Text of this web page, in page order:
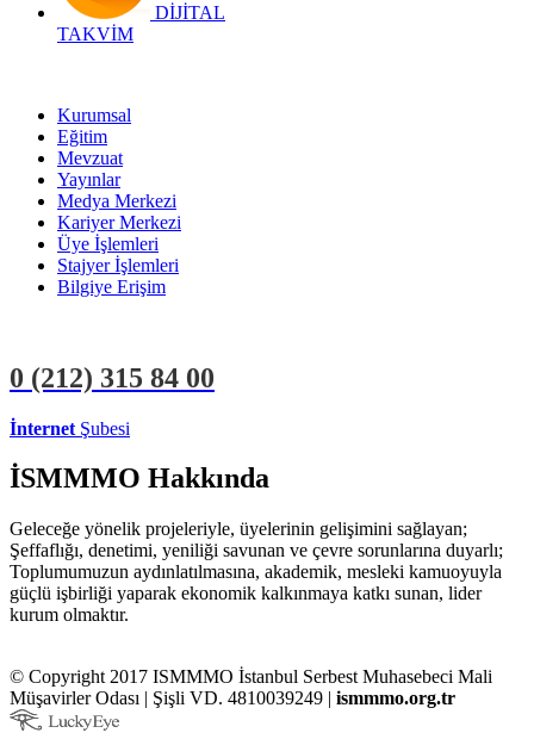
DİJİTAL
TAKVİM
Kurumsal
Eğitim
Mevzuat
Yayınlar
Medya Merkezi
Kariyer Merkezi
Üye İşlemleri
Stajyer İşlemleri
Bilgiye Erişim
0 (212) 315 84 00
İnternet Şubesi
İSMMMO Hakkında
Geleceğe yönelik projeleriyle, üyelerinin gelişimini sağlayan;
Şeffaflığı, denetimi, yeniliği savunan ve çevre sorunlarına duyarlı;
Toplumumuzun aydınlatılmasına, akademik, mesleki kamuoyuyla
güçlü işbirliği yaparak ekonomik kalkınmaya katkı sunan, lider
kurum olmaktır.
© Copyright 2017 ISMMMO İstanbul Serbest Muhasebeci Mali
Müşavirler Odası | Şişli VD. 4810039249 | ismmmo.org.tr